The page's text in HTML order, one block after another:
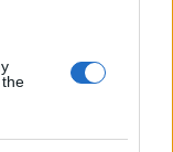
Google